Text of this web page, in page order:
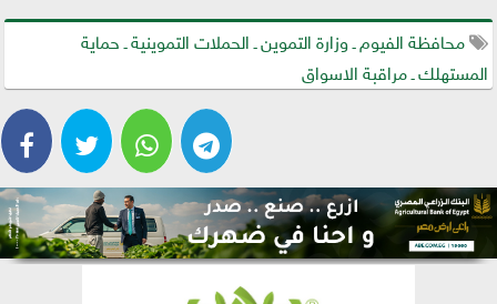
محافظة الفيوم ـ وزارة التموين ـ الحملات التموينية ـ حماية
المستهلك ـ مراقبة الاسواق